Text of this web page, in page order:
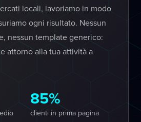
locali, lavoriamo in modo
ogni risultato. Nessun
nessun template generico:
attorno alla tua attività a
85%
clienti in prima pagina